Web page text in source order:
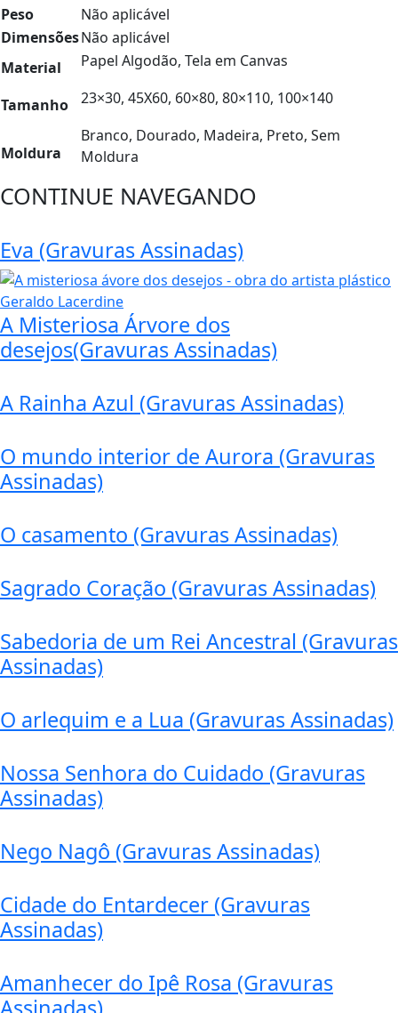
Peso
Não aplicável
DimensõesNão aplicável
Material
Papel Algodão, Tela em Canvas
Tamanho 23×30, 45X60, 60×80, 80×110, 100×140
Moldura
Branco, Dourado, Madeira, Preto, Sem
Moldura
CONTINUE NAVEGANDO
Eva (Gravuras Assinadas)
A Misteriosa Árvore dos
desejos(Gravuras Assinadas)
A Rainha Azul (Gravuras Assinadas)
O mundo interior de Aurora (Gravuras
Assinadas)
O casamento (Gravuras Assinadas)
Sagrado Coração (Gravuras Assinadas)
Sabedoria de um Rei Ancestral (Gravuras
Assinadas)
O arlequim e a Lua (Gravuras Assinadas)
Nossa Senhora do Cuidado (Gravuras
Assinadas)
Nego Nagô (Gravuras Assinadas)
Cidade do Entardecer (Gravuras
Assinadas)
Amanhecer do Ipê Rosa (Gravuras